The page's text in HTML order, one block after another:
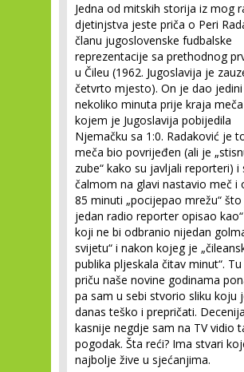
Jedna od mitskih storija iz mog
djetinjstva jeste priča o Peri
članu jugoslovenske fudbalske
reprezentacije sa prethodnog
u Čileu (1962. Jugoslavija je
četvrto mjesto). On je dao
nekoliko minuta prije kraja
kojem je Jugoslavija pobijedila
Njemačku sa 1:0. Radaković je
meča bio povrijeđen (ali je
zube“ kako su javljali reporteri) i
čalmom na glavi nastavio meč i
85 minuti „pocijepao mrežu“ što
jedan radio reporter opisao
koji ne bi odbranio nijedan
svijetu“ i nakon kojeg je
publika pljeskala čitav minut“. Tu
priču naše novine godinama
pa sam u sebi stvorio sliku koju
danas teško i prepričati.
kasnije negdje sam na TV vidio
pogodak. Šta reći? Ima stvari
najbolje žive u sjećanjima.